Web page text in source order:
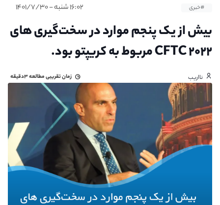
#خبری ۱۶:۰۲ شنبه - ۱۴۰۱/۷/۳۰
بیش از یک پنجم موارد در سخت‌گیری های
۲۰۲۲ CFTC مربوط به کریپتو بود.
نااریب زمان تقریبی مطالعه۳دقیقه